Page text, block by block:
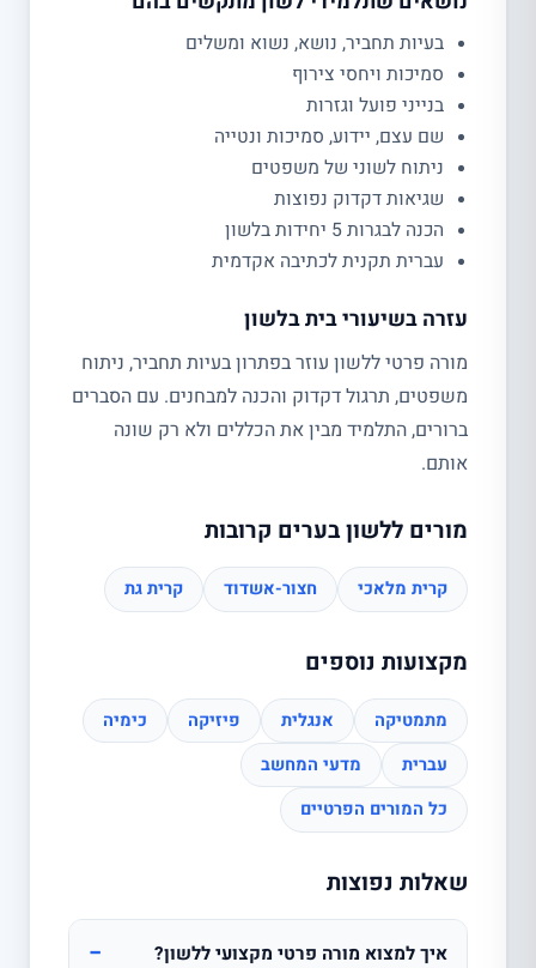
בעיות תחביר, נושא, נשוא ומשלים
סמיכות ויחסי צירוף
בנייני פועל וגזרות
שם עצם, יידוע, סמיכות ונטייה
ניתוח לשוני של משפטים
שגיאות דקדוק נפוצות
הכנה לבגרות 5 יחידות בלשון
עברית תקנית לכתיבה אקדמית
עזרה בשיעורי בית בלשון
מורה פרטי ללשון עוזר בפתרון בעיות תחביר, ניתוח
משפטים, תרגול דקדוק והכנה למבחנים. עם הסברים
ברורים, התלמיד מבין את הכללים ולא רק שונה
אותם.
מורים ללשון בערים קרובות
קרית מלאכי חצור-אשדוד קרית גת
מקצועות נוספים
מתמטיקה אנגלית פיזיקה
כימיה
עברית
מדעי המחשב
כל המורים הפרטיים
שאלות נפוצות
איך למצוא מורה פרטי מקצועי ללשון? −